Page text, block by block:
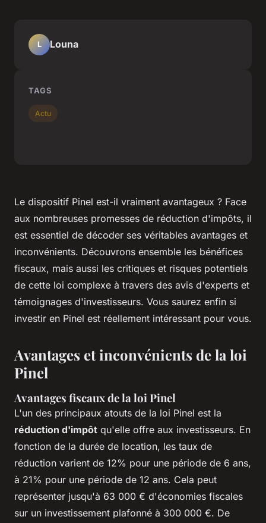
Le dispositif Pinel est-il vraiment avantageux ? Face
aux nombreuses promesses de réduction d'impôts, il
est essentiel de décoder ses véritables avantages et
inconvénients. Découvrons ensemble les bénéfices
fiscaux, mais aussi les critiques et risques potentiels
de cette loi complexe à travers des avis d'experts et
témoignages d'investisseurs. Vous saurez enfin si
investir en Pinel est réellement intéressant pour vous.
Avantages et inconvénients de la loi
Pinel
Avantages fiscaux de la loi Pinel
L'un des principaux atouts de la loi Pinel est la
réduction d'impôt qu'elle offre aux investisseurs. En
fonction de la durée de location, les taux de
réduction varient de 12% pour une période de 6 ans,
à 21% pour une période de 12 ans. Cela peut
représenter jusqu'à 63 000 € d'économies fiscales
sur un investissement plafonné à 300 000 €. De
L Louna
TAGS
Actu